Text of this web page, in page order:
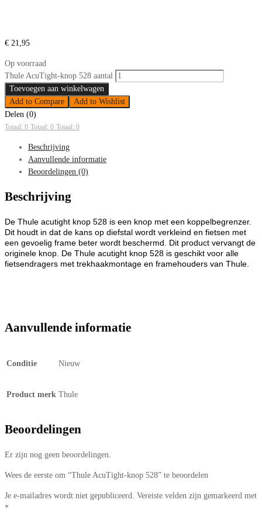
€ 21,95
Op voorraad
Thule AcuTight-knop 528 aantal
Toevoegen aan winkelwagen
Add to Compare
Add to Wishlist
Delen (0)
Totaal: 0 Totaal: 0 Totaal: 0
Beschrijving
Aanvullende informatie
Beoordelingen (0)
Beschrijving
De Thule acutight knop 528 is een knop met een koppelbegrenzer.
Dit houdt in dat de kans op diefstal wordt verkleind en fietsen met
een gevoelig frame beter wordt beschermd. Dit product vervangt de
originele knop. De Thule acutight knop 528 is geschikt voor alle
fietsendragers met trekhaakmontage en framehouders van Thule.
Aanvullende informatie
Conditie Nieuw
Product merk Thule
Beoordelingen
Er zijn nog geen beoordelingen.
Wees de eerste om “Thule AcuTight-knop 528” te beoordelen
Je e-mailadres wordt niet gepubliceerd. Vereiste velden zijn gemarkeerd met
*